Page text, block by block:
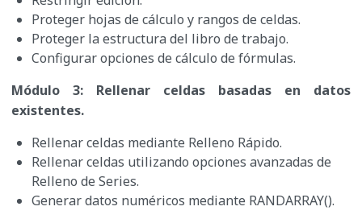
Proteger hojas de cálculo y rangos de celdas.
Proteger la estructura del libro de trabajo.
Configurar opciones de cálculo de fórmulas.
Módulo 3: Rellenar celdas basadas en datos
existentes.
Rellenar celdas mediante Relleno Rápido.
Rellenar celdas utilizando opciones avanzadas de
Relleno de Series.
Generar datos numéricos mediante RANDARRAY().